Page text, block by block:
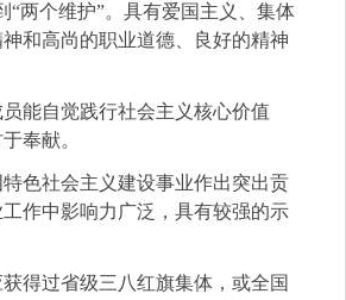
“两个维护”。具有爱国主义、集体
和高尚的职业道德、良好的精神
员能自觉践行社会主义核心价值
奉献。
特色社会主义建设事业作出突出贡
作中影响力广泛，具有较强的示
获得过省级三八红旗集体，或全国